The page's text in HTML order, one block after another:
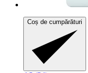
Coș de cumpărături